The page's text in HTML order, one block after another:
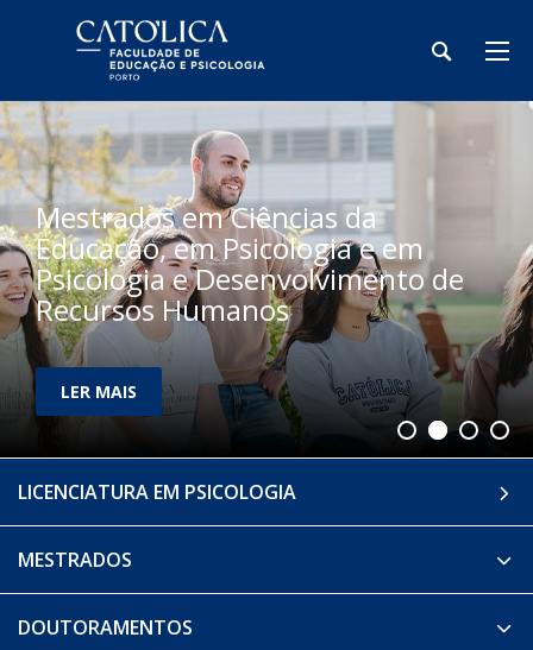
Mestrados em Ciências da
Educação, em Psicologia e em
Psicologia e Desenvolvimento de
Recursos Humanos
LER MAIS
LICENCIATURA EM PSICOLOGIA
MESTRADOS
DOUTORAMENTOS